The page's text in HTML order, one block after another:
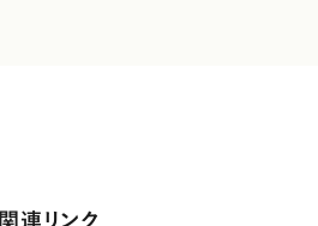
関連リンク